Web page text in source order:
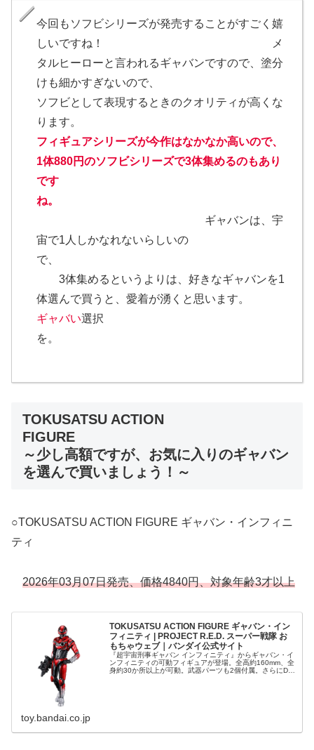
今回もソフビシリーズが発売することがすごく嬉
しいですね！ メ
タルヒーローと言われるギャバンですので、塗分
けも細かすぎないので、
ソフビとして表現するときのクオリティが高くな
ります。
フィギュアシリーズが今作はなかなか高いので、
1体880円のソフビシリーズで3体集めるのもあり
です
ね。
ギャバンは、宇
宙で1人しかなれないらしいの
で、
3体集めるというよりは、好きなギャバンを1
体選んで買うと、愛着が湧くと思います。
ギャバい選択
を。
TOKUSATSU ACTION
FIGURE
～少し高額ですが、お気に入りのギャバン
を選んで買いましょう！～
○TOKUSATSU ACTION FIGURE ギャバン・インフィニ
ティ
2026年03月07日発売、価格4840円、対象年齢3才以上
TOKUSATSU ACTION FIGURE ギャバン・イン
フィニティ | PROJECT R.E.D. スーパー戦隊 お
もちゃウェブ｜バンダイ公式サイト
『超宇宙刑事ギャバン インフィニティ』からギャバン・イ
ンフィニティの可動フィギュアが登場。全高約160mm、全
身約30か所以上が可動。武器パーツも2個付属。さらにDX
toy.bandai.co.jp